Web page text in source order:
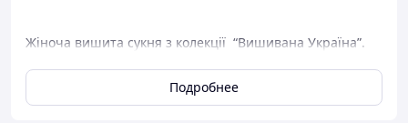
Жіноча вишита сукня з колекції “Вишивана Україна”.
Характеристики+
Подробнее